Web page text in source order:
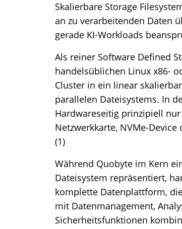
Skalierbare Storage
an zu verarbeitenden Daten
gerade KI-Workloads
Als reiner Software Defined
handelsüblichen Linux x86-
Cluster in ein linear
parallelen Dateisystems. In
Hardwareseitig prinzipiell nur
Netzwerkkarte, NVMe-Device
(1)
Während Quobyte im Kern
Dateisystem repräsentiert,
komplette Datenplattform,
mit Datenmanagement,
Sicherheitsfunktionen